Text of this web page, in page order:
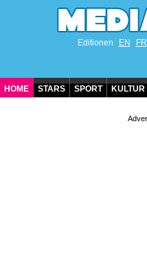
Editionen EN FR
HOME STARS SPORT KULTUR